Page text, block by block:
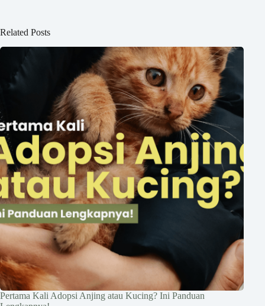
Related Posts
Pertama Kali Adopsi Anjing atau Kucing? Ini Panduan